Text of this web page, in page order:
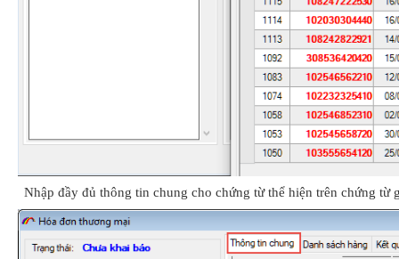
Nhập đầy đủ thông tin chung cho chứng từ thể hiện trên chứng từ